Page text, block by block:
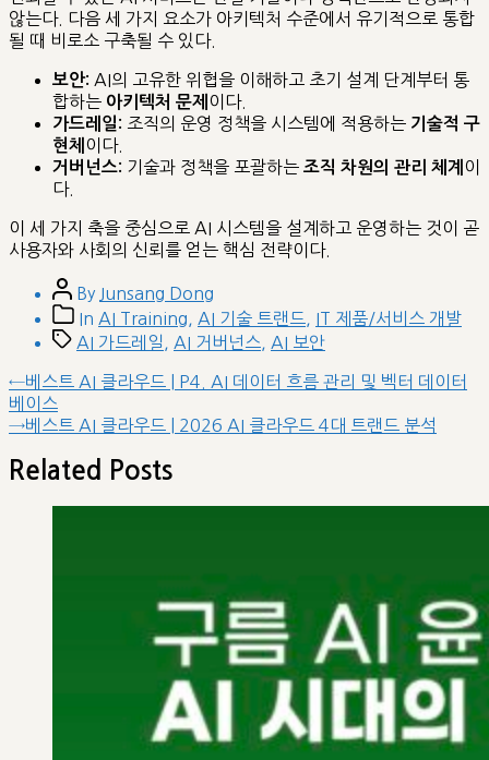
않는다. 다음 세 가지 요소가 아키텍처 수준에서 유기적으로 통합
될 때 비로소 구축될 수 있다.
보안: AI의 고유한 위협을 이해하고 초기 설계 단계부터 통
합하는 아키텍처 문제 이다.
가드레일: 조직의 운영 정책을 시스템에 적용하는 기술적 구
현체 이다.
거버넌스: 기술과 정책을 포괄하는 조직 차원의 관리 체계 이
다.
이 세 가지 축을 중심으로 AI 시스템을 설계하고 운영하는 것이 곧
사용자와 사회의 신뢰를 얻는 핵심 전략이다.
Post
author
By Junsang Dong
Post
categories
In AI Training AI 기술 트랜드
IT 제품/서비스 개발
TagsAI 가드레일 AI 거버넌스 AI 보안
글
내
비
게
이
←Previous
post:
베스트 AI 클라우드 | P4. AI 데이터 흐름 관리 및 벡터 데이터
베이스
→Next
베스트 AI 클라우드 | 2026 AI 클라우드 4대 트랜드 분석
Related Posts